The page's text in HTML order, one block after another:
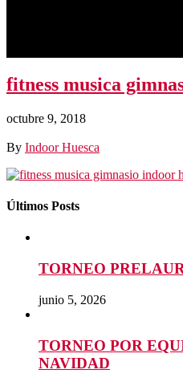
fitness musica
octubre 9, 2018
By Indoor Huesca
Últimos Posts
TORNEO
junio 5, 2026
TORNEO POR
NAVIDAD